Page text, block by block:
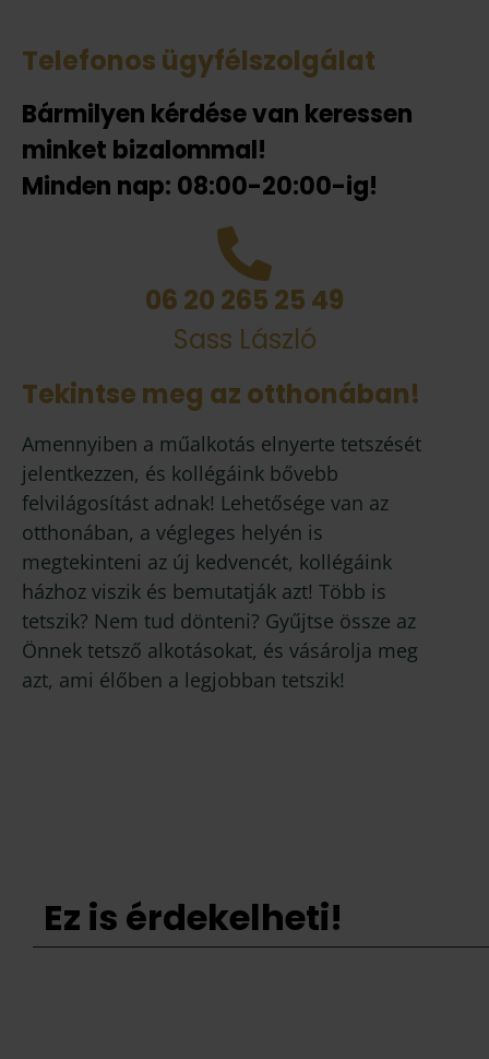
Telefonos ügyfélszolgálat
Bármilyen kérdése van keressen
minket bizalommal!
Minden nap: 08:00-20:00-ig!
06 20 265 25 49
Sass László
Tekintse meg az otthonában!
Amennyiben a műalkotás elnyerte tetszését
jelentkezzen, és kollégáink bővebb
felvilágosítást adnak! Lehetősége van az
otthonában, a végleges helyén is
megtekinteni az új kedvencét, kollégáink
házhoz viszik és bemutatják azt! Több is
tetszik? Nem tud dönteni? Gyűjtse össze az
Önnek tetsző alkotásokat, és vásárolja meg
azt, ami élőben a legjobban tetszik!
Ez is érdekelheti!